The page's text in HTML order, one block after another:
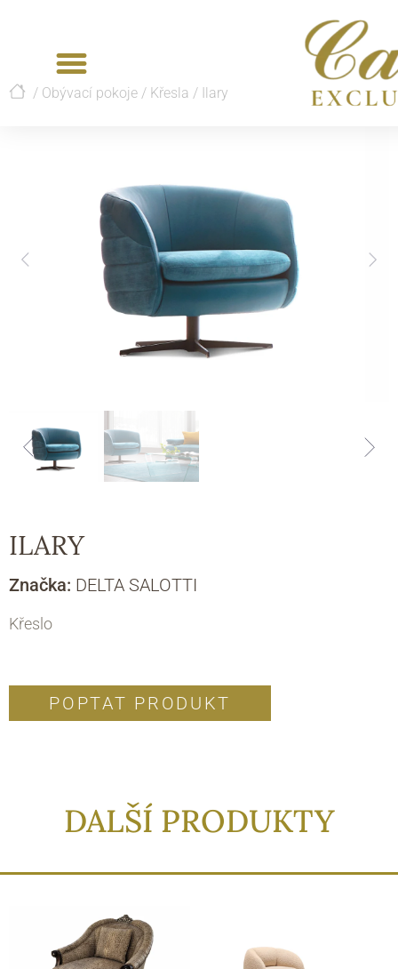
/ Obývací pokoje / Křesla / Ilary
ILARY
Značka: DELTA SALOTTI
Křeslo
POPTAT PRODUKT
DALŠÍ PRODUKTY